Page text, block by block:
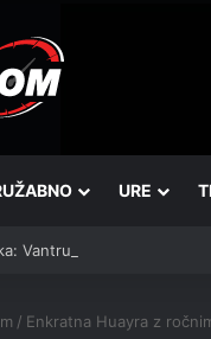
URE
Vantrue JS3
/ Enkratna Huayra z